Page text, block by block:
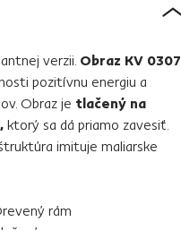
verzii. Obraz KV 0307
pozitívnu energiu a
Obraz je tlačený na
ktorý sa dá priamo zavesiť.
štruktúra imituje maliarske
rám